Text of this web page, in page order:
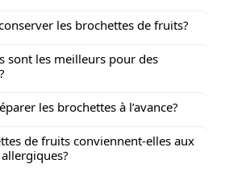
les brochettes de fruits?
sont les meilleurs pour des
les brochettes à l’avance?
de fruits conviennent-elles aux